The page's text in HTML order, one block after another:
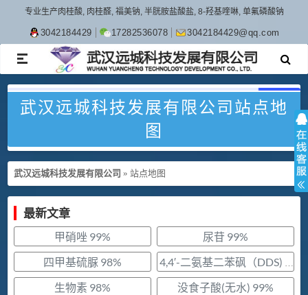
专业生产肉桂酸, 肉桂醛, 福美钠, 半胱胺盐酸盐, 8-羟基喹啉, 单氟磷酸钠
3042184429 17282536078 3042184429@qq.com
TOGGLE
NAVIGATION
武汉远城科技发展有限公司站点地
图
武汉远城科技发展有限公司 » 站点地图
最新文章
甲硝唑 99%
尿苷 99%
四甲基硫脲 98%
4,4′-二氨基二苯砜（DDS) 99.5%
生物素 98% 没食子酸(无水) 99%